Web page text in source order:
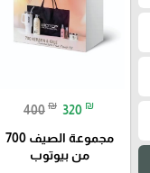
400 ₪ 320 ₪
مجموعة الصيف 700
من بيوتوب